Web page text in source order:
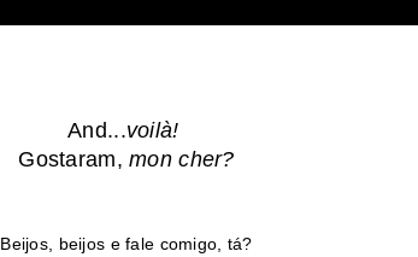
And...voilà!
Gostaram,mon cher?
Beijos, beijos e fale comigo, tá?